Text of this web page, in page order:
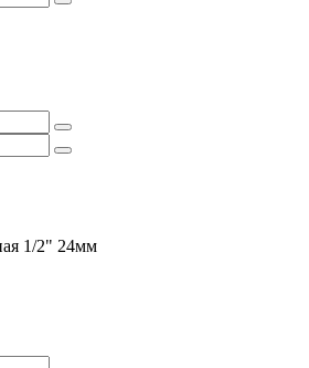
1/2" 24мм